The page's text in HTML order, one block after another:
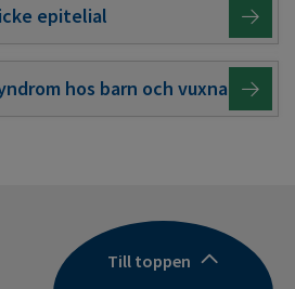
epitelial
hos barn och vuxna
Till toppen